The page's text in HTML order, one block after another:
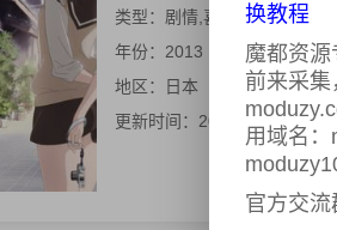
类型： 剧情,喜剧,动画,家庭
年份： 2013
地区：
日本
更新时间： 2023-08-18
换教程
魔都资
前来采集
用域名
官方交流